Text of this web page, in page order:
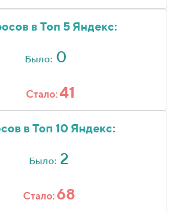
в Топ 5 Яндекс:
Было: 0
Стало:41
в Топ 10 Яндекс:
Было: 2
Стало: 68